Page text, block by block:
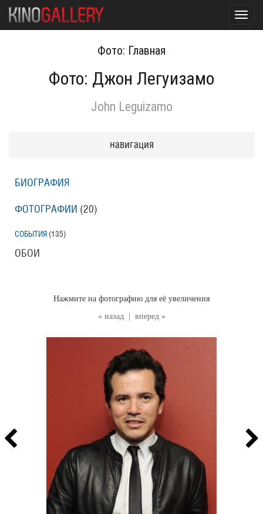
Фото: Главная
Фото: Джон Легуизамо
John Leguizamo
« назад вперед »
Нажмите на фотографию для её увеличения
навигация
БИОГРАФИЯ
ФОТОГРАФИИ (20)
СОБЫТИЯ (135)
ОБОИ